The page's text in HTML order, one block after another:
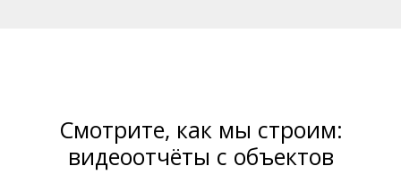
Смотрите, как мы строим:
видеоотчёты с объектов